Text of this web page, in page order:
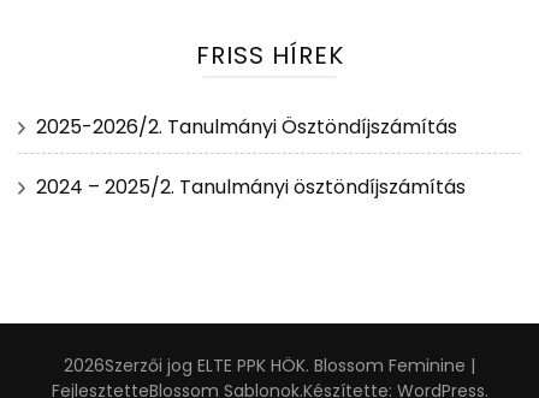
FRISS HÍREK
2025-2026/2. Tanulmányi Ösztöndíjszámítás
2024 – 2025/2. Tanulmányi ösztöndíjszámítás
2026Szerzői jog ELTE PPK HÖK. Blossom Feminine |
FejlesztetteBlossom Sablonok.Készítette: WordPress.